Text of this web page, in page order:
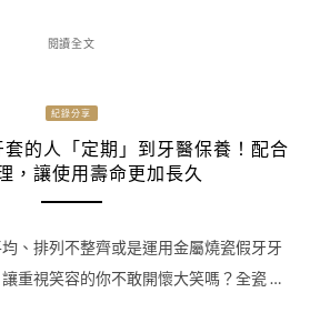
閱讀全文
紀錄分享
的人「定期」到牙醫保養！配合
，讓使用壽命更加長久
、排列不整齊或是運用金屬燒瓷假牙牙
重視笑容的你不敢開懷大笑嗎？全瓷 …